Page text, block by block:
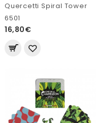
Quercetti Spiral Tower
6501
16,80€